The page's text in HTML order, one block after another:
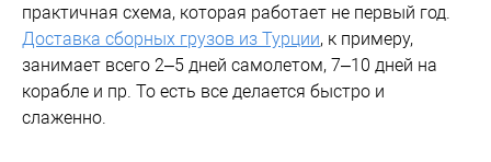
практичная схема, которая работает не первый год.
Доставка сборных грузов из Турции, к примеру,
занимает всего 2–5 дней самолетом, 7–10 дней на
корабле и пр. То есть все делается быстро и
слаженно.